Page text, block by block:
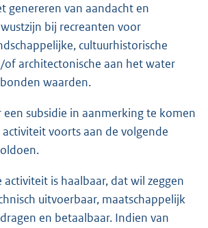
genereren van aandacht en
bij recreanten voor
cultuurhistorische
of architectonische aan het water
waarden.
een subsidie in aanmerking te komen
voorts aan de volgende
activiteit is haalbaar, dat wil zeggen
uitvoerbaar, maatschappelijk
en betaalbaar. Indien van